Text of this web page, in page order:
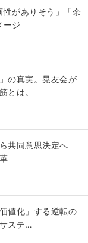
がありそう」「余
ージ
の真実。晃友会が
とは。
共同意思決定へ
値化」する逆転の
ステ…